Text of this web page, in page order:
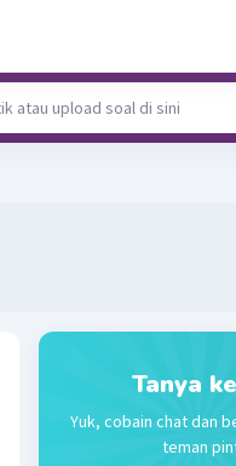
Tanya
Yuk, cobain chat dan
teman